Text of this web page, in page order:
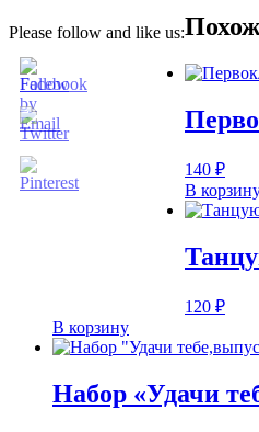
Please follow and like us:
140 ₽
В
120 ₽
В корзину
Набор «Удачи